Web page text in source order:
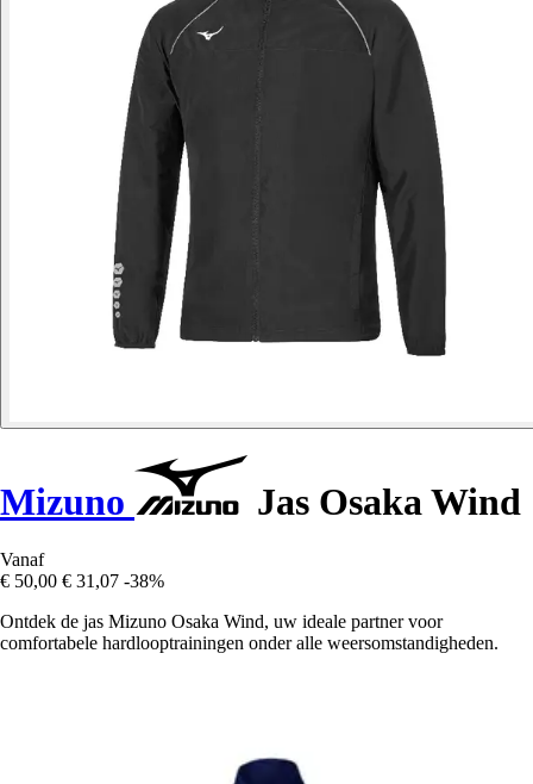
Mizuno Jas Osaka Wind
Vanaf
€ 50,00 € 31,07 -38%
Ontdek de jas Mizuno Osaka Wind, uw ideale partner voor
comfortabele hardlooptrainingen onder alle weersomstandigheden.